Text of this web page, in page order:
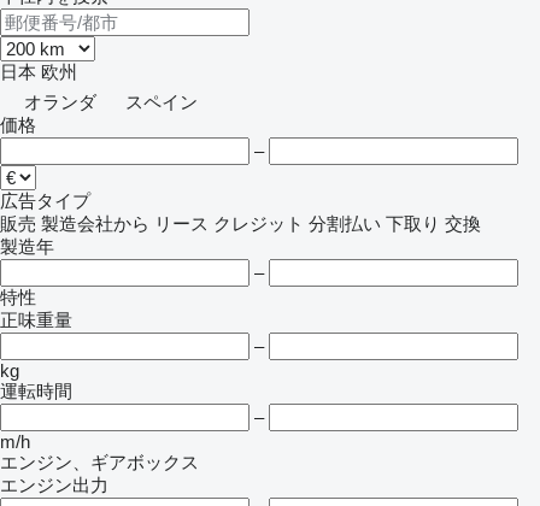
日本 欧州
オランダ
スペイン
価格
–
広告タイプ
販売 製造会社から リース クレジット 分割払い 下取り 交換
製造年
–
特性
正味重量
–
kg
運転時間
–
m/h
エンジン、ギアボックス
エンジン出力